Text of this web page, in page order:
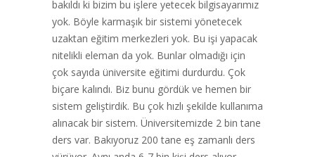
bakıldı ki bizim bu işlere yetecek bilgisayarımız
yok. Böyle karmaşık bir sistemi yönetecek
uzaktan eğitim merkezleri yok. Bu işi yapacak
nitelikli eleman da yok. Bunlar olmadığı için
çok sayıda üniversite eğitimi durdurdu. Çok
biçare kalındı. Biz bunu gördük ve hemen bir
sistem geliştirdik. Bu çok hızlı şekilde kullanıma
alınacak bir sistem. Üniversitemizde 2 bin tane
ders var. Bakıyoruz 200 tane eş zamanlı ders